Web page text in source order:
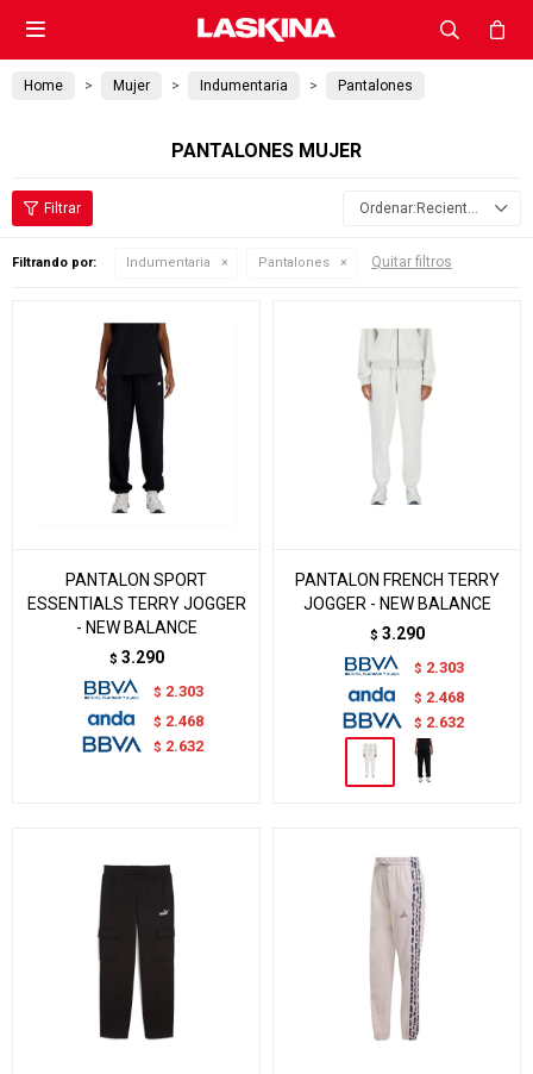

Home Mujer Indumentaria Pantalones
PANTALONES MUJER
Recientes
Filtrando por: Indumentaria Pantalones Quitar filtros
PANTALON SPORT
ESSENTIALS TERRY JOGGER
- NEW BALANCE
$ 3.290
$ 2.303
$ 2.468
$ 2.632
PANTALON FRENCH TERRY
JOGGER - NEW BALANCE
$ 3.290
$ 2.303
$ 2.468
$ 2.632